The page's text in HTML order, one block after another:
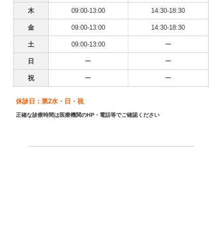
木 09:00-13:00 14:30-18:30
金 09:00-13:00 14:30-18:30
土 09:00-13:00 ー
日 ー ー
祝 ー ー
休診日：第2水・日・祝
正確な診療時間は医療機関のHP・電話等でご確認ください